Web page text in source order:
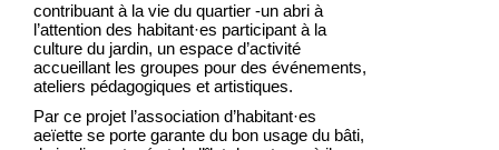
contribuant à la vie du quartier -un abri à
l’attention des habitant·es participant à la
culture du jardin, un espace d’activité
accueillant les groupes pour des événements,
ateliers pédagogiques et artistiques.
Par ce projet l’association d’habitant·es
aeïette se porte garante du bon usage du bâti,